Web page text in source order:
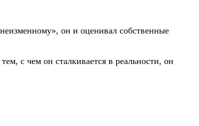
он и оценивал собственные
с чем он сталкивается в реальности, он